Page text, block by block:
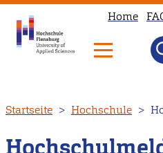
zum
Inhalt
Home
Startseite Hochschule